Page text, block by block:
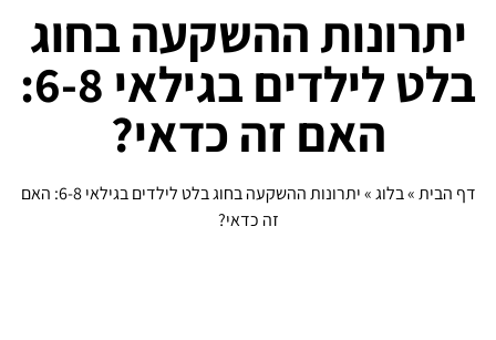
יתרונות ההשקעה בחוג
בלט לילדים בגילאי 6-8:
האם זה כדאי?
דף הבית»בלוג»
יתרונות ההשקעה בחוג בלט לילדים בגילאי 6-8: האם
זה כדאי?